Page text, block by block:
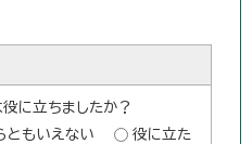
に立ちましたか？
ともいえない
役に立た